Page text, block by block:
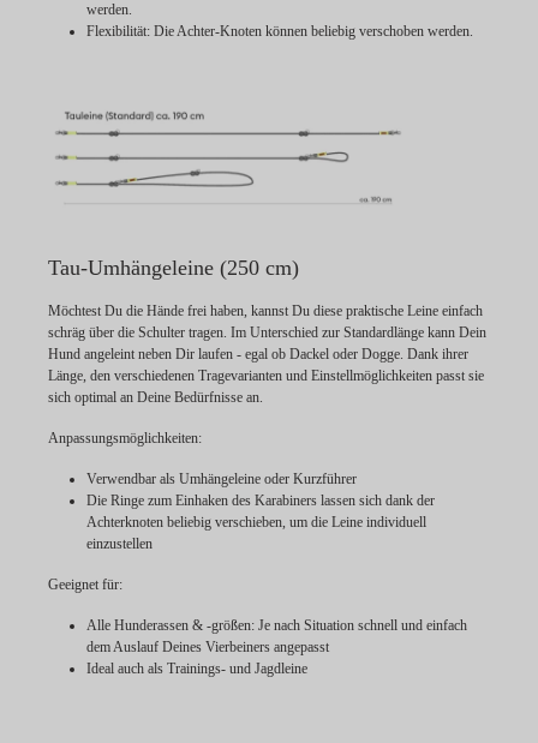
werden.
Flexibilität: Die Achter-Knoten können beliebig verschoben werden.
Tau-Umhängeleine (250 cm)
Möchtest Du die Hände frei haben, kannst Du diese praktische Leine einfach
schräg über die Schulter tragen. Im Unterschied zur Standardlänge kann Dein
Hund angeleint neben Dir laufen - egal ob Dackel oder Dogge. Dank ihrer
Länge, den verschiedenen Tragevarianten und Einstellmöglichkeiten passt sie
sich optimal an Deine Bedürfnisse an.
Anpassungsmöglichkeiten:
Verwendbar als Umhängeleine oder Kurzführer
Die Ringe zum Einhaken des Karabiners lassen sich dank der
Achterknoten beliebig verschieben, um die Leine individuell
einzustellen
Geeignet für:
Alle Hunderassen & -größen: Je nach Situation schnell und einfach
dem Auslauf Deines Vierbeiners angepasst
Ideal auch als Trainings- und Jagdleine